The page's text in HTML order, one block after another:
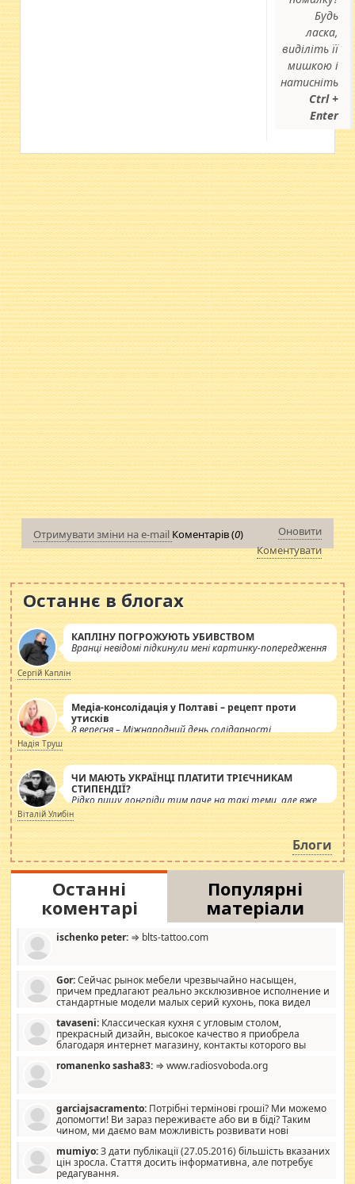
Будь
ласка,
виділіть її
мишкою і
натисніть
Ctrl +
Enter
Отримувати зміни на e-mail Коментарів (0)
Оновити
Коментувати
Останнє в блогах
КАПЛІНУ ПОГРОЖУЮТЬ УБИВСТВОМ
Вранці невідомі підкинули мені картинку-попередження
Сергій Каплін
Медіа-консолідація у Полтаві – рецепт проти
утисків
8 вересня – Міжнародний день солідарності
журналістів.
Надія Труш
ЧИ МАЮТЬ УКРАЇНЦІ ПЛАТИТИ ТРІЄЧНИКАМ
СТИПЕНДІЇ?
Рідко пишу лонгріди тим паче на такі теми, але вже
просто дістало! Обурюють сьогоднішні інсенуації
навколо стипендіального питання. Штучно
роздувається ще одна соціальна катастрофа.
Віталій Улибін
Блоги
Останні
коментарі
Популярні
матеріали
ischenko peter: ⇒ blts-tattoo.com
Gor:Сейчас рынок мебели чрезвычайно насыщен,
причем предлагают реально эксклюзивное исполнение и
стандартные модели малых серий кухонь, пока видел
стандартные формы, в MebelOk, креативненько и что главное -
со вкусом все в порядке, без ненужных наворотов удорожающих
мебель, а это не последний фактор.
tavaseni: Классическая кухня с угловым столом,
прекрасный дизайн, высокое качество я приобрела
благодаря интернет магазину, контакты которого вы
romanenko sasha83: ⇒ www.radiosvoboda.org
garciajsacramento: Потрібні термінові гроші? Ми можемо
допомогти! Ви зараз переживаєте або ви в біді? Таким
чином, ми даємо вам можливість розвивати нові
допомагати людям, які намагаються дати їм шанс. Кожен
заслуговує на другий шанс, і, оскільки влада не зможе, вони
повинні приймати від інших. Для нас нема багато суми, і зрілість
mumiyo:З дати публікації (27.05.2016) більшість вказаних
цін зросла. Стаття досить інформативна, але потребує
редагування.